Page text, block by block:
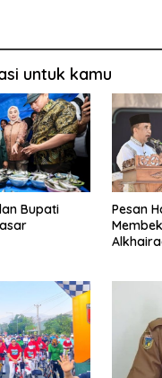
untuk kamu
Bupati
Pesan